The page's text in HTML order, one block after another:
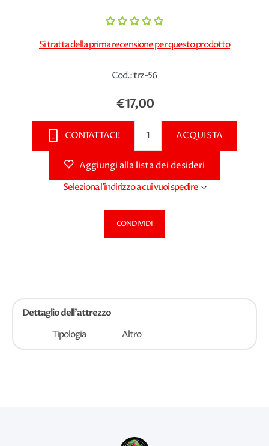
Si tratta della prima recensione per questo prodotto
Cod.:trz-56
€17,00
CONTATTACI! ACQUISTA
Aggiungi alla lista dei desideri
Seleziona l'indirizzo a cui vuoi spedire
CONDIVIDI
Dettaglio dell'attrezzo
Tipologia
Altro